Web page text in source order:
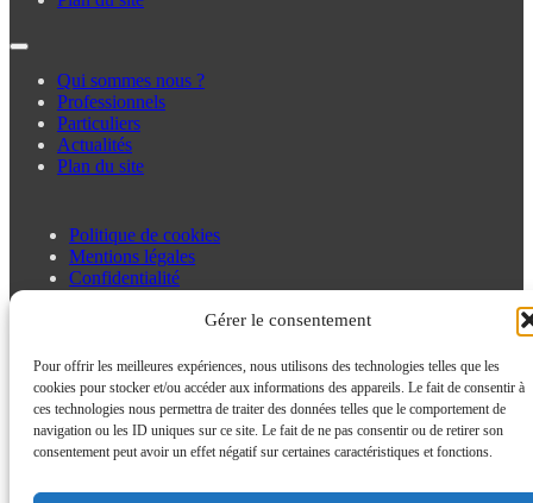
Gérer le consentement
Pour offrir les meilleures expériences, nous utilisons des technologies telles que les
cookies pour stocker et/ou accéder aux informations des appareils. Le fait de consentir à
ces technologies nous permettra de traiter des données telles que le comportement de
navigation ou les ID uniques sur ce site. Le fait de ne pas consentir ou de retirer son
consentement peut avoir un effet négatif sur certaines caractéristiques et fonctions.
Qui sommes nous ?
Professionnels
Particuliers
Actualités
Plan du site
Politique de cookies
Mentions légales
Confidentialité
Politique de cookies
Mentions légales
Confidentialité